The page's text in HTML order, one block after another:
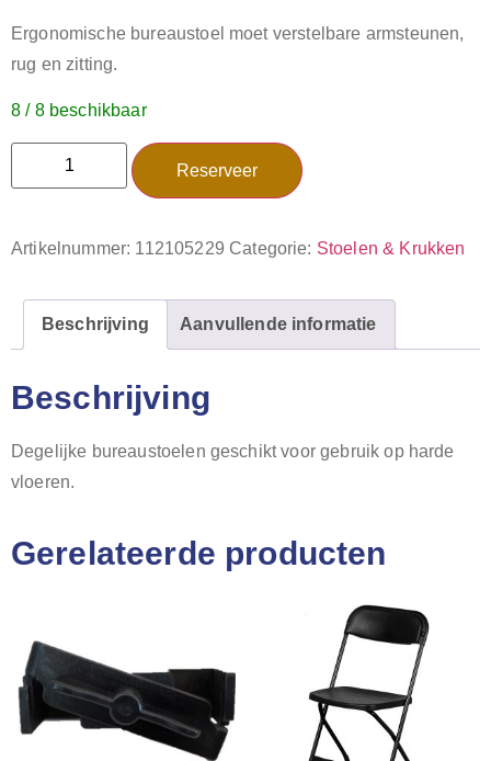
Ergonomische bureaustoel moet verstelbare armsteunen,
rug en zitting.
8 / 8 beschikbaar
Reserveer
Artikelnummer: 112105229 Categorie: Stoelen & Krukken
Beschrijving Aanvullende informatie
Beschrijving
Degelijke bureaustoelen geschikt voor gebruik op harde
vloeren.
Gerelateerde producten